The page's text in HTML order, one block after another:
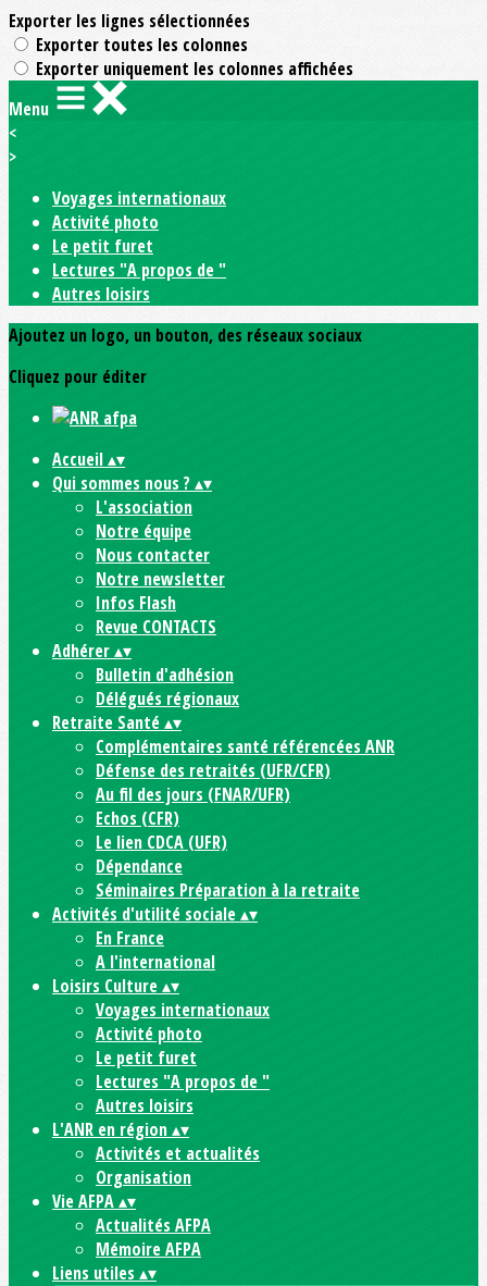
Exporter les lignes sélectionnées
Exporter toutes les colonnes
Exporter uniquement les colonnes affichées
Menu
<
>
Voyages internationaux
Activité photo
Le petit furet
Lectures "A propos de "
Autres loisirs
Ajoutez un logo, un bouton, des réseaux sociaux
Cliquez pour éditer
Accueil▴▾
Qui sommes nous ? ▴▾
L'association
Notre équipe
Nous contacter
Notre newsletter
Infos Flash
Revue CONTACTS
Adhérer▴▾
Bulletin d'adhésion
Délégués régionaux
Retraite Santé▴▾
Complémentaires santé référencées ANR
Défense des retraités (UFR/CFR)
Au fil des jours (FNAR/UFR)
Echos (CFR)
Le lien CDCA (UFR)
Dépendance
Séminaires Préparation à la retraite
Activités d'utilité sociale▴▾
En France
A l'international
Loisirs Culture▴▾
Voyages internationaux
Activité photo
Le petit furet
Lectures "A propos de "
Autres loisirs
L'ANR en région▴▾
Activités et actualités
Organisation
Vie AFPA▴▾
Actualités AFPA
Mémoire AFPA
Liens utiles ▴▾